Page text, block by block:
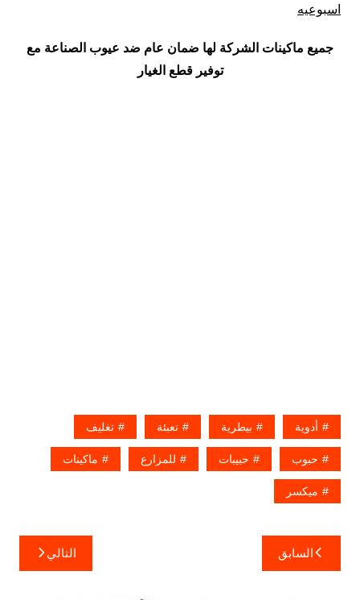
اسبوعيه
جميع ماكينات الشركة لها ضمان عام ضد عيوب الصناعة مع
توفير قطع الغيار
أدوية بيطرية تعبئة تغليف
حبوب حبيبات للمزارع ماكينات
ميكسر
تصفّح
المقالات
السابق التالي